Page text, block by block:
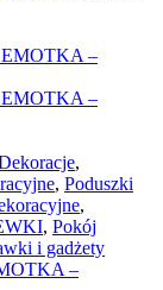
,
, Poduszki
,
, Pokój
i gadżety
–